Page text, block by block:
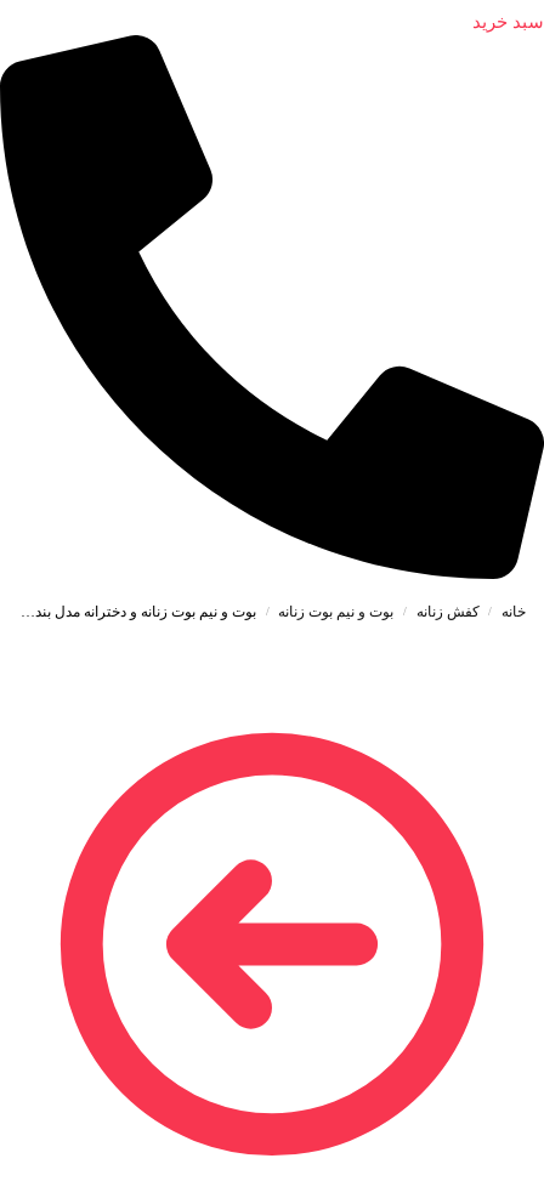
سبد خرید
خانه / کفش زنانه / بوت و نیم بوت زنانه / بوت و نیم بوت زنانه و دخترانه مدل بندی ZARA زارا بغل زیپ رنگ مشکی کد A225